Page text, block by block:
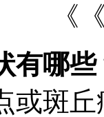
《
有哪些
或斑